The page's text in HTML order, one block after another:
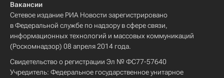
Вакансии
Сетевое издание РИА Новости зарегистрировано
в Федеральной службе по надзору в сфере связи,
информационных технологий и массовых коммуникаций
(Роскомнадзор) 08 апреля 2014 года.
Свидетельство о регистрации Эл № ФС77-57640
Учредитель: Федеральное государственное унитарное